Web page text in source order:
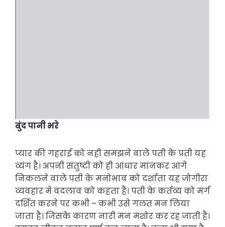
बुंद पानी भरे
प्यार की गहराई को नही समझने वाले पती के प्रती यह
व्यंग है। अपनी संतुष्टी को ही आधार मानकर आगे
निकलने वाले पती के मनोभाव को दर्शाता यह जोगीरा
व्यवहार मे वदलाव को कहता है। पती के कर्तव्य को मर्ग
दर्शित करने पर कभी – कभी उसे गलत मन लिया
जाता है। जिसके कारण नारी मन मशोर कर रह जाती है।